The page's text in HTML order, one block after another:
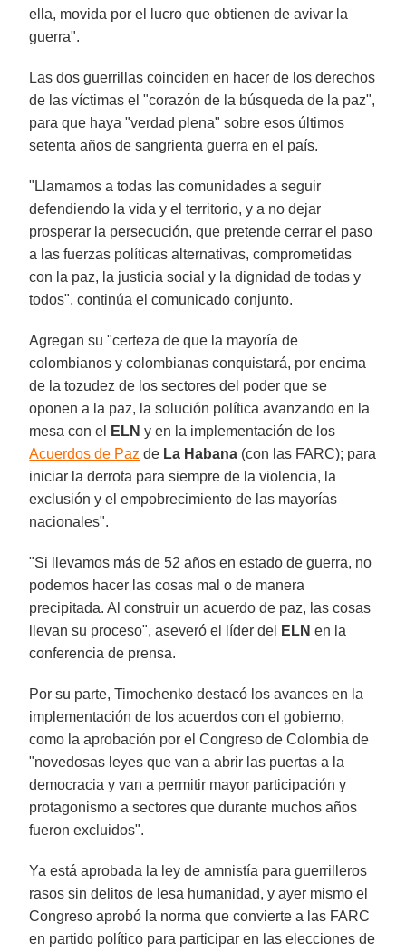
ella, movida por el lucro que obtienen de avivar la
guerra".
Las dos guerrillas coinciden en hacer de los derechos
de las víctimas el "corazón de la búsqueda de la paz",
para que haya "verdad plena" sobre esos últimos
setenta años de sangrienta guerra en el país.
"Llamamos a todas las comunidades a seguir
defendiendo la vida y el territorio, y a no dejar
prosperar la persecución, que pretende cerrar el paso
a las fuerzas políticas alternativas, comprometidas
con la paz, la justicia social y la dignidad de todas y
todos", continúa el comunicado conjunto.
Agregan su "certeza de que la mayoría de
colombianos y colombianas conquistará, por encima
de la tozudez de los sectores del poder que se
oponen a la paz, la solución política avanzando en la
mesa con el
ELN y en la implementación de los
Acuerdos de Paz de La Habana (con las FARC); para
iniciar la derrota para siempre de la violencia, la
exclusión y el empobrecimiento de las mayorías
nacionales".
"Si llevamos más de 52 años en estado de guerra, no
podemos hacer las cosas mal o de manera
precipitada. Al construir un acuerdo de paz, las cosas
llevan su proceso", aseveró el líder del
ELN en la
conferencia de prensa.
Por su parte, Timochenko destacó los avances en la
implementación de los acuerdos con el gobierno,
como la aprobación por el Congreso de Colombia de
"novedosas leyes que van a abrir las puertas a la
democracia y van a permitir mayor participación y
protagonismo a sectores que durante muchos años
fueron excluidos".
Ya está aprobada la ley de amnistía para guerrilleros
rasos sin delitos de lesa humanidad, y ayer mismo el
Congreso aprobó la norma que convierte a las FARC
en partido político para participar en las elecciones de